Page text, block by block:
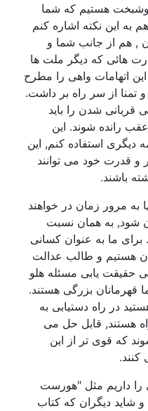
هستیم که شما
این نکته اشاره کنم
از جانب شما و
که دیگر ملت ها
اتهامات واهی را مطرح
از سر راه بر داشت.
شدن را باید
رانده شوند. این
استفاده کنم, این
خود می توانند
مرور زمان در خواهند
به همان نسبت
ما به عنوان کسانی
و طالب عدالت
یابی مسئله هلو
بزرگی هستند.
در راه دستیابی به
قابل حل می
قوی تر از این
داریم مثل "هورست
دیگران که کتاب